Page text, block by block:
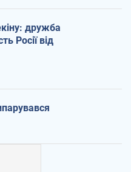
дружба
Росії від